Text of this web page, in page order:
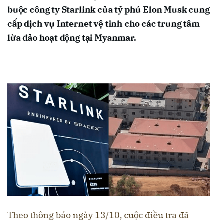
buộc công ty Starlink của tỷ phú Elon Musk cung
cấp dịch vụ Internet vệ tinh cho các trung tâm
lừa đảo hoạt động tại Myanmar.
Theo thông báo ngày 13/10, cuộc điều tra đã